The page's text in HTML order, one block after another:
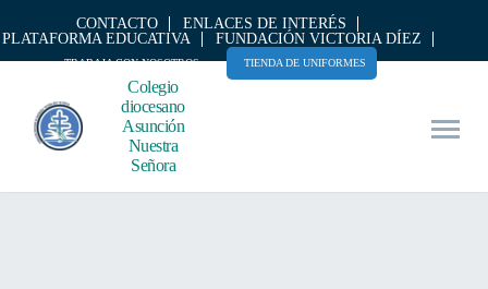
CONTACTO
ENLACES DE INTERÉS
PLATAFORMA EDUCATIVA
FUNDACIÓN VICTORIA DÍEZ
TRABAJA CON NOSOTROS TIENDA DE UNIFORMES
Colegio
diocesano
Asunción
Nuestra
Señora